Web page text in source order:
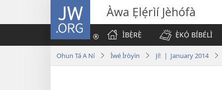
JW.ORG Àwa Ẹlẹ́rìí Jèhófà
ÌBẸ̀RẸ̀
Ẹ̀KỌ́ BÍBÉLÌ
Ohun Tá A Ní Ìwé Ìròyìn Jí! | January 2014